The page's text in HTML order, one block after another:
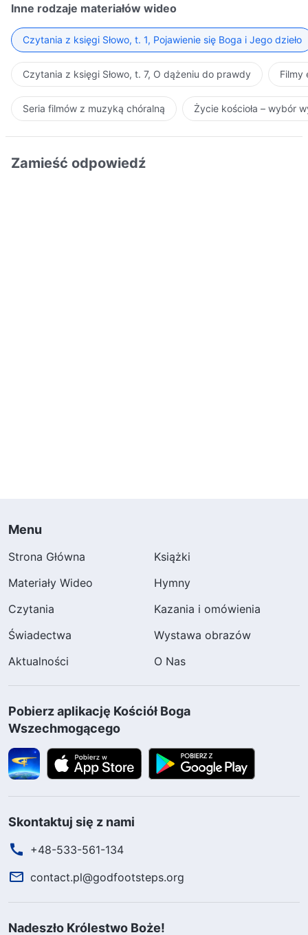
Inne rodzaje materiałów wideo
Czytania z księgi Słowo, t. 1, Pojawienie się Boga i Jego dzieło
Czytania z księgi Słowo, t. 7, O dążeniu do prawdy Filmy
Seria filmów z muzyką chóralną Życie kościoła – wybór
Zamieść odpowiedź
Menu
Strona Główna
Książki
Materiały Wideo
Hymny
Czytania
Kazania i omówienia
Świadectwa
Wystawa obrazów
Aktualności
O Nas
Pobierz aplikację Kościół Boga
Wszechmogącego
Skontaktuj się z nami
+48-533-561-134
contact.pl@godfootsteps.org
Nadeszło Królestwo Boże!